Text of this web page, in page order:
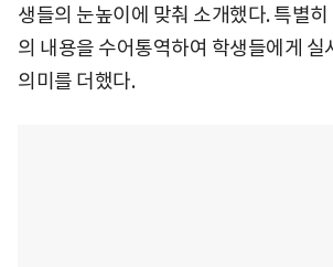
생들의 눈높이에 맞춰 소개했다. 특별
의 내용을 수어통역하여 학생들에게 실
의미를 더했다.